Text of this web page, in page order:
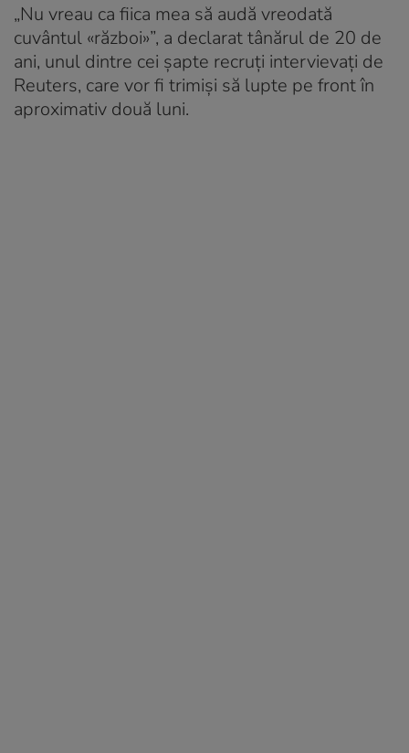
„Nu vreau ca fiica mea să audă vreodată
cuvântul «război»”, a declarat tânărul de 20 de
ani, unul dintre cei șapte recruți intervievați de
Reuters, care vor fi trimiși să lupte pe front în
aproximativ două luni.